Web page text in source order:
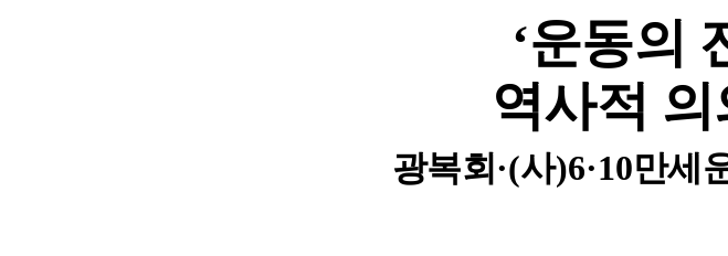
‘운동의
역사적 의
광복회·(사)6·10만세